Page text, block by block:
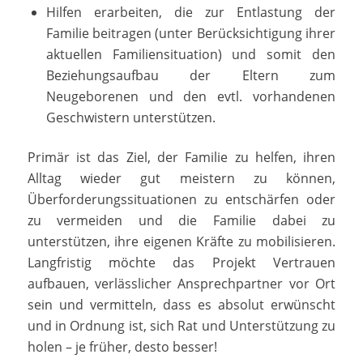
Hilfen erarbeiten, die zur Entlastung der
Familie beitragen (unter Berücksichtigung ihrer
aktuellen Familiensituation) und somit den
Beziehungsaufbau der Eltern zum
Neugeborenen und den evtl. vorhandenen
Geschwistern unterstützen.
Primär ist das Ziel, der Familie zu helfen, ihren
Alltag wieder gut meistern zu können,
Überforderungssituationen zu entschärfen oder
zu vermeiden und die Familie dabei zu
unterstützen, ihre eigenen Kräfte zu mobilisieren.
Langfristig möchte das Projekt Vertrauen
aufbauen, verlässlicher Ansprechpartner vor Ort
sein und vermitteln, dass es absolut erwünscht
und in Ordnung ist, sich Rat und Unterstützung zu
holen – je früher, desto besser!